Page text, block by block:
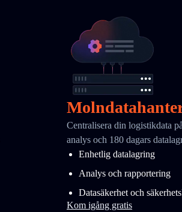
Centralisera din logistikdata
analys och 180 dagars
Enhetlig datalagring
Analys och rapportering
Datasäkerhet och
Kom igång gratis